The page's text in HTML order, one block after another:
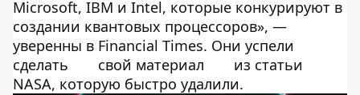
Microsoft, IBM и Intel, которые конкурируют в
создании квантовых процессоров», —
уверенны в Financial Times. Они успели
сделать
свой материал
из статьи
NASA, которую быстро удалили.